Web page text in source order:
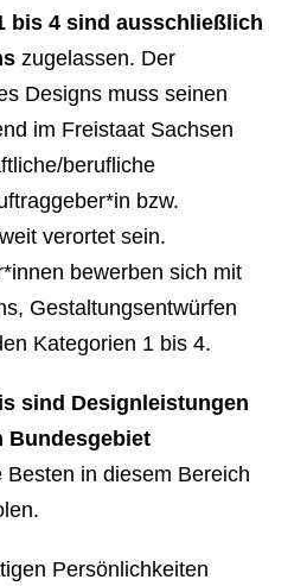
bis 4 sind ausschließlich
zugelassen. Der
Designs muss seinen
im Freistaat Sachsen
berufliche
bzw.
verortet sein.
bewerben sich mit
Gestaltungsentwürfen
Kategorien 1 bis 4.
sind Designleistungen
Bundesgebiet
Besten in diesem Bereich
Persönlichkeiten